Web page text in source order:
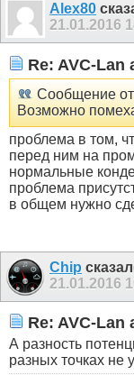
Alex80
21.01.2016
Re: AVC-Lan
Сообщение от
Возможно
проблема в том,
перед ним на
нормальные
проблема
в общем нужно
Chip
21.01.2016
Re: AVC-Lan
А разность
разных точках не